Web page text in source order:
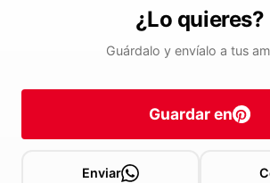
¿Lo quieres?
Guárdalo y envíalo a tus
Guardar en
Enviar